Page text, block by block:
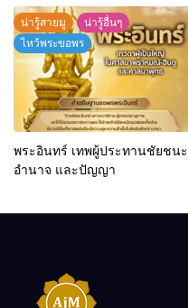
น่ารู้สายมู
น่ารู้อื่นๆ
ไหว้พระขอพร
พระอินทร์ เทพผู้ประทานชัยชนะ
อำนาจ และปัญญา